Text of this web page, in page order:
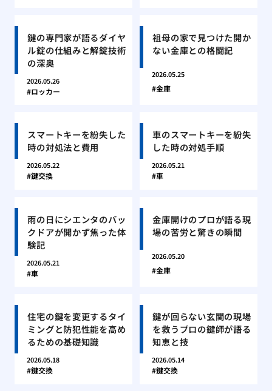
鍵の専門家が語るダイヤ
ル錠の仕組みと解錠技術
の深奥
2026.05.26
ロッカー
祖母の家で見つけた開か
ない金庫との格闘記
2026.05.25
金庫
スマートキーを紛失した
時の対処法と費用
2026.05.22
鍵交換
車のスマートキーを紛失
した時の対処手順
2026.05.21
車
雨の日にシエンタのバッ
クドアが開かず焦った体
験記
2026.05.21
車
金庫開けのプロが語る現
場の苦労と驚きの瞬間
2026.05.20
金庫
住宅の鍵を変更するタイ
ミングと防犯性能を高め
るための基礎知識
2026.05.18
鍵交換
鍵が回らない玄関の現場
を救うプロの鍵師が語る
知恵と技
2026.05.14
鍵交換